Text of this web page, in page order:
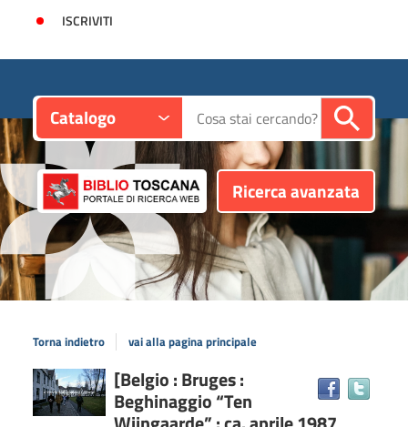
ISCRIVITI
Catalogo Cerca su "Catalogo"
Ricerca avanzata
Torna indietro vai alla pagina principale
Dettaglio
del
[Belgio : Bruges :
Beghinaggio “Ten